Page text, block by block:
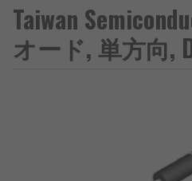
Taiwan
オード, 単方向,